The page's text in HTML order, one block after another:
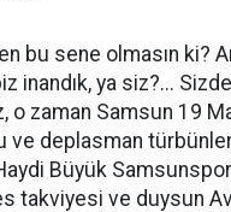
bu sene olmasın ki?
inandık, ya siz?...
o zaman Samsun 19
ve deplasman
Büyük
takviyesi ve duysun